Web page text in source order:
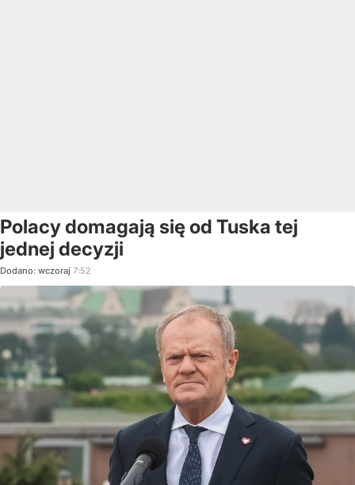
Polacy domagają się od Tuska tej
jednej decyzji
Dodano: wczoraj 7:52